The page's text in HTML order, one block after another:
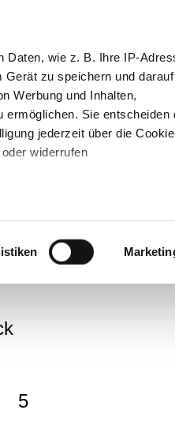
Daten, wie z. B. Ihre IP-
zu speichern und
Werbung und Inhalten,
Sie entscheiden
jederzeit über die
widerrufen
(Fingerprinting)
werden, und legen Sie
Funktionen für
Außerdem geben
Partner für soziale Medien,
möglicherweise mit
Rahmen Ihrer Nutzung der
5